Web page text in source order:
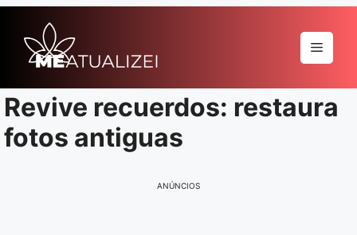
para
Menu
Revive recuerdos: restaura
fotos antiguas
ANÚNCIOS